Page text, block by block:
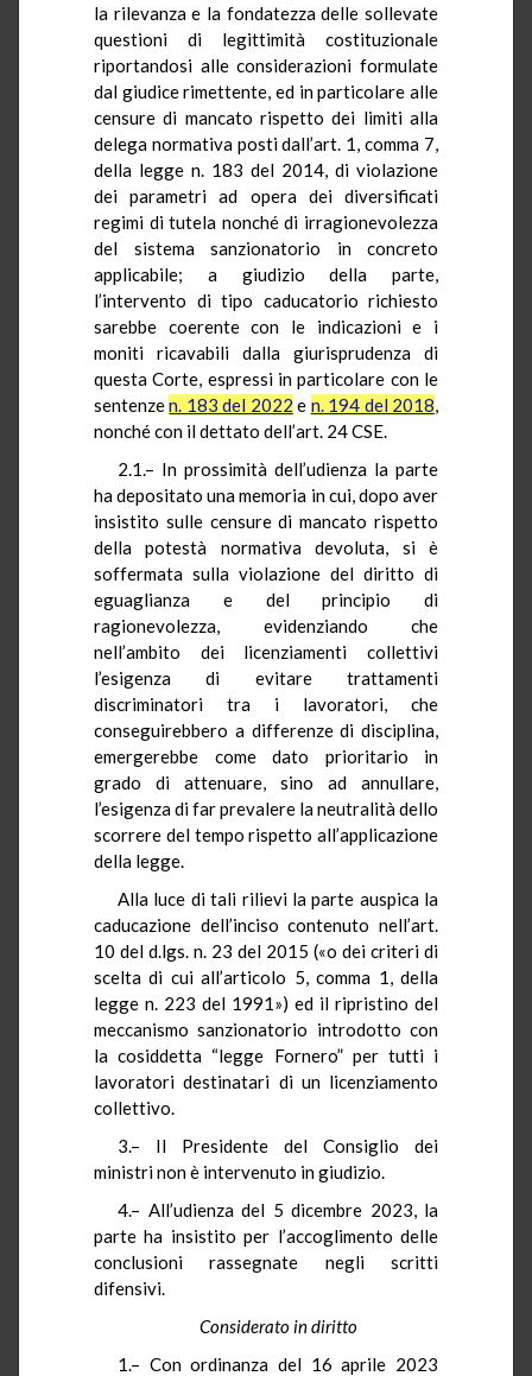
la rilevanza e la fondatezza delle sollevate
questioni di legittimità costituzionale
riportandosi alle considerazioni formulate
dal giudice rimettente, ed in particolare alle
censure di mancato rispetto dei limiti alla
delega normativa posti dall’art. 1, comma 7,
della legge n. 183 del 2014, di violazione
dei parametri ad opera dei diversificati
regimi di tutela nonché di irragionevolezza
del sistema sanzionatorio in concreto
applicabile; a giudizio della parte,
l’intervento di tipo caducatorio richiesto
sarebbe coerente con le indicazioni e i
moniti ricavabili dalla giurisprudenza di
questa Corte, espressi in particolare con le
sentenzen. 183 del 2022 e n. 194 del 2018,
nonché con il dettato dell’art. 24 CSE.
2.1.– In prossimità dell’udienza la parte
ha depositato una memoria in cui, dopo aver
insistito sulle censure di mancato rispetto
della potestà normativa devoluta, si è
soffermata sulla violazione del diritto di
eguaglianza e del principio di
ragionevolezza, evidenziando che
nell’ambito dei licenziamenti collettivi
l’esigenza di evitare trattamenti
discriminatori tra i lavoratori, che
conseguirebbero a differenze di disciplina,
emergerebbe come dato prioritario in
grado di attenuare, sino ad annullare,
l’esigenza di far prevalere la neutralità dello
scorrere del tempo rispetto all’applicazione
della legge.
Alla luce di tali rilievi la parte auspica la
caducazione dell’inciso contenuto nell’art.
10 del d.lgs. n. 23 del 2015 («o dei criteri di
scelta di cui all’articolo 5, comma 1, della
legge n. 223 del 1991») ed il ripristino del
meccanismo sanzionatorio introdotto con
la cosiddetta “legge Fornero” per tutti i
lavoratori destinatari di un licenziamento
collettivo.
3.– Il Presidente del Consiglio dei
ministri non è intervenuto in giudizio.
4.– All’udienza del 5 dicembre 2023, la
parte ha insistito per l’accoglimento delle
conclusioni rassegnate negli scritti
difensivi.
Considerato in diritto
1.– Con ordinanza del 16 aprile 2023